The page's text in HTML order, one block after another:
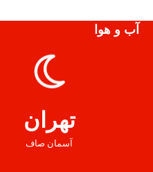
آب و هوا
تهران
آسمان صاف